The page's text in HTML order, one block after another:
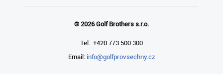
© 2026 Golf Brothers s.r.o.
Tel.: +420 773 500 300
Email: info@golfprovsechny.cz